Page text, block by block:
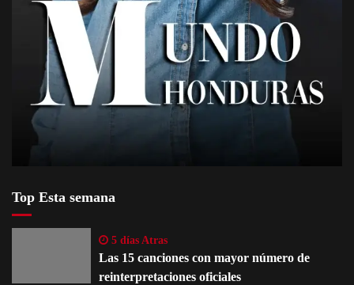
Top Esta semana
5 días Atras
Las 15 canciones con mayor número de
reinterpretaciones oficiales